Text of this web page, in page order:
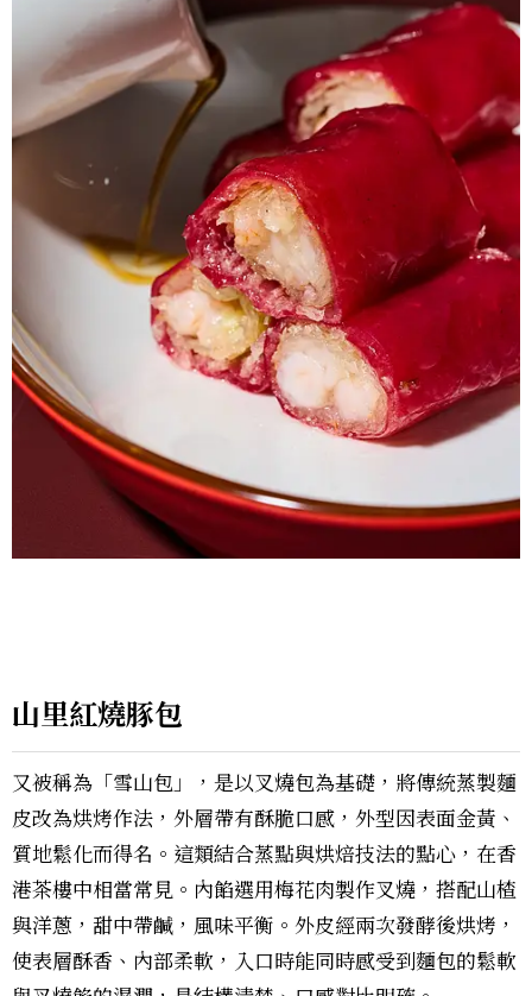
山里紅燒豚包
又被稱為「雪山包」，是以叉燒包為基礎，將傳統蒸製麵
皮改為烘烤作法，外層帶有酥脆口感，外型因表面金黃、
質地鬆化而得名。這類結合蒸點與烘焙技法的點心，在香
港茶樓中相當常見。內餡選用梅花肉製作叉燒，搭配山楂
與洋蔥，甜中帶鹹，風味平衡。外皮經兩次發酵後烘烤，
使表層酥香、內部柔軟，入口時能同時感受到麵包的鬆軟